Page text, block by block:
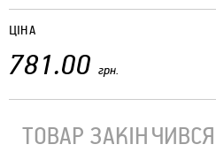
ЦІНА
781.00 грн.
ТОВАР ЗАКІНЧИВСЯ